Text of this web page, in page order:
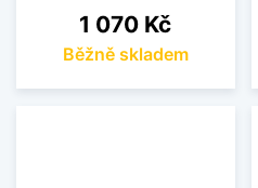
Cena
1 070 Kč
Běžně skladem